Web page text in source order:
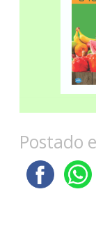
Postado